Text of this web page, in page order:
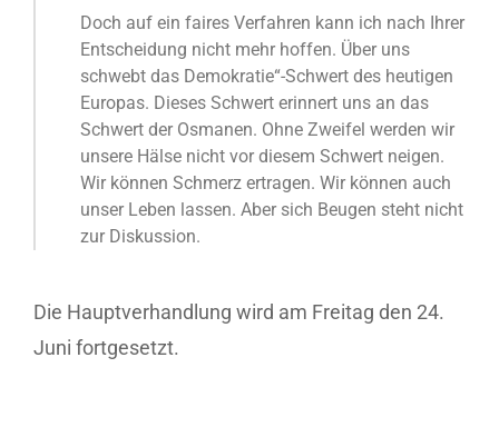
Doch auf ein faires Verfahren kann ich nach Ihrer
Entscheidung nicht mehr hoffen. Über uns
schwebt das Demokratie“-Schwert des heutigen
Europas. Dieses Schwert erinnert uns an das
Schwert der Osmanen. Ohne Zweifel werden wir
unsere Hälse nicht vor diesem Schwert neigen.
Wir können Schmerz ertragen. Wir können auch
unser Leben lassen. Aber sich Beugen steht nicht
zur Diskussion.
Die Hauptverhandlung wird am Freitag den 24.
Juni fortgesetzt.